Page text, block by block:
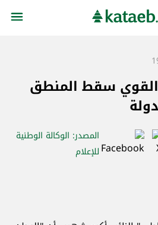
سقط المنطق
المصدر: الوكالة الوطنية
للإعلام